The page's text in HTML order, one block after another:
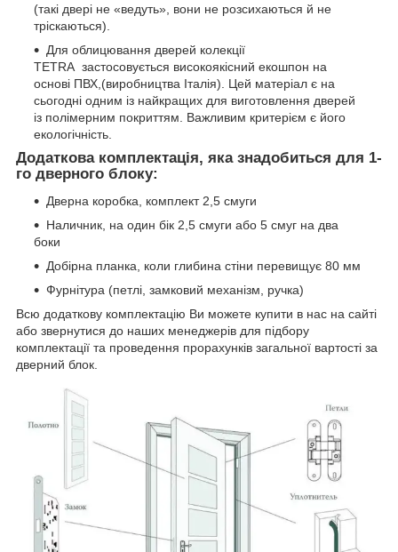
(такі двері не «ведуть», вони не розсихаються й не
тріскаються).
Для облицювання дверей колекції
TETRA застосовується високоякісний екошпон на
основі ПВХ,(виробництва Італія). Цей матеріал є на
сьогодні одним із найкращих для виготовлення дверей
із полімерним покриттям. Важливим критерієм є його
екологічність.
Додаткова комплектація, яка знадобиться для 1-
го дверного блоку:
Дверна коробка, комплект 2,5 смуги
Наличник, на один бік 2,5 смуги або 5 смуг на два
боки
Добірна планка, коли глибина стіни перевищує 80 мм
Фурнітура (петлі, замковий механізм, ручка)
Всю додаткову комплектацію Ви можете купити в нас на сайті
або звернутися до наших менеджерів для підбору
комплектації та проведення прорахунків загальної вартості за
дверний блок.